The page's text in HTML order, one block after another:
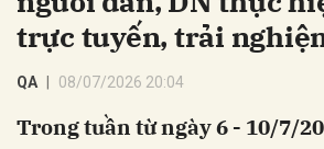
trực tuyến, trải
QA 08/07/2026 20:04
Trong tuần từ ngày 6 - 10/7/Hủy